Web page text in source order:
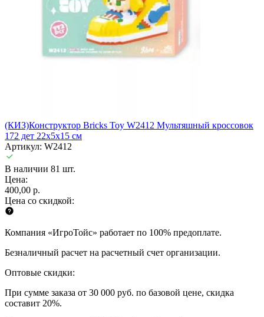
(КИЗ)Конструктор Bricks Toy W2412 Мультяшный кроссовок
172 дет 22х5х15 см
Артикул: W2412
В наличии 81 шт.
Цена:
400,00 р.
Цена со скидкой:
Компания «ИгроТойс» работает по 100% предоплате.
Безналичный расчет на расчетный счет организации.
Оптовые скидки:
При сумме заказа от 30 000 руб. по базовой цене, скидка
составит 20%.